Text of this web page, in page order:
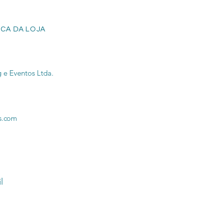
DA LOJA
Eventos Ltda.